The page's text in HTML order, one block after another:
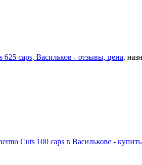
625 caps, Васильков - отзывы, цена,
Cuts 100 caps в Василькове - купить